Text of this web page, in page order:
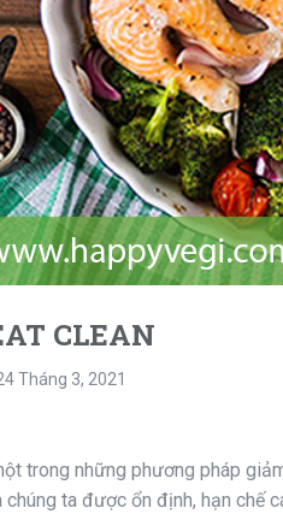
CLEAN
Tháng 3, 2021
trong những phương pháp
ta được ổn định, hạn chế